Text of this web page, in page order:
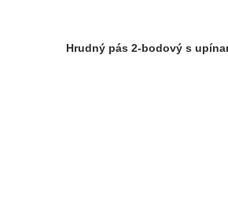
Hrudný pás 2-bodový s